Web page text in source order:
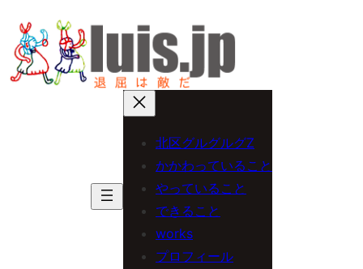
内
容
を
北区グルグルグZ
かかわっていること
やっていること
できること
works
プロフィール